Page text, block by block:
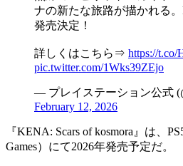
ナの新たな旅路が描かれる
発売決定！
詳しくはこちら⇒ https://
pic.twitter.com/1Wks39ZEjo
— プレイステーション公式
February 12, 2026
『KENA: Scars of kosmora』は、
Games） にて2026年発売予定だ。